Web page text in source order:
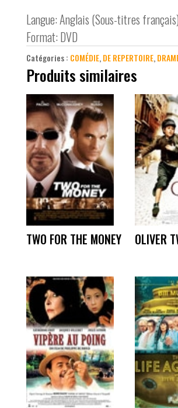
Langue: Anglais (Sous-titres
Format: DVD
Catégories : COMÉDIE,DE REPERTOIRE,
Produits similaires
TWO FOR THE MONEY OLIVER